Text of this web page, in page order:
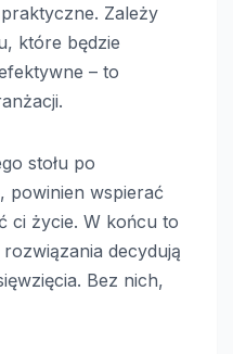
Zależy
które będzie
– to
stołu po
powinien wspierać
ci życie. W końcu to
decydują
Bez nich,